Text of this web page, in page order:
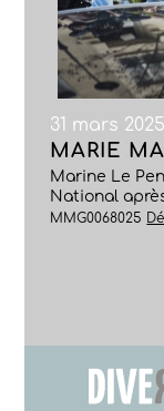
31 mars 2025
MARIE
Marine Le
National
MMG0068025